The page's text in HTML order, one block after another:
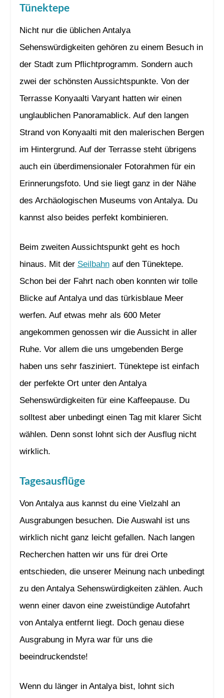
Tünektepe
Nicht nur die üblichen Antalya
Sehenswürdigkeiten gehören zu einem Besuch in
der Stadt zum Pflichtprogramm. Sondern auch
zwei der schönsten Aussichtspunkte. Von der
Terrasse Konyaalti Varyant hatten wir einen
unglaublichen Panoramablick. Auf den langen
Strand von Konyaalti mit den malerischen Bergen
im Hintergrund. Auf der Terrasse steht übrigens
auch ein überdimensionaler Fotorahmen für ein
Erinnerungsfoto. Und sie liegt ganz in der Nähe
des Archäologischen Museums von Antalya. Du
kannst also beides perfekt kombinieren.
Beim zweiten Aussichtspunkt geht es hoch
hinaus. Mit der Seilbahnauf den Tünektepe.
Schon bei der Fahrt nach oben konnten wir tolle
Blicke auf Antalya und das türkisblaue Meer
werfen. Auf etwas mehr als 600 Meter
angekommen genossen wir die Aussicht in aller
Ruhe. Vor allem die uns umgebenden Berge
haben uns sehr fasziniert. Tünektepe ist einfach
der perfekte Ort unter den Antalya
Sehenswürdigkeiten für eine Kaffeepause. Du
solltest aber unbedingt einen Tag mit klarer Sicht
wählen. Denn sonst lohnt sich der Ausflug nicht
wirklich.
Tagesausflüge
Von Antalya aus kannst du eine Vielzahl an
Ausgrabungen besuchen. Die Auswahl ist uns
wirklich nicht ganz leicht gefallen. Nach langen
Recherchen hatten wir uns für drei Orte
entschieden, die unserer Meinung nach unbedingt
zu den Antalya Sehenswürdigkeiten zählen. Auch
wenn einer davon eine zweistündige Autofahrt
von Antalya entfernt liegt. Doch genau diese
Ausgrabung in Myra war für uns die
beeindruckendste!
Wenn du länger in Antalya bist, lohnt sich